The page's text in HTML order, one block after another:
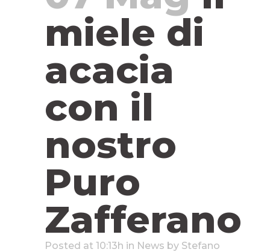
miele di
acacia
con il
nostro
Puro
Zafferano
Posted at 10:13h in News by Stefano